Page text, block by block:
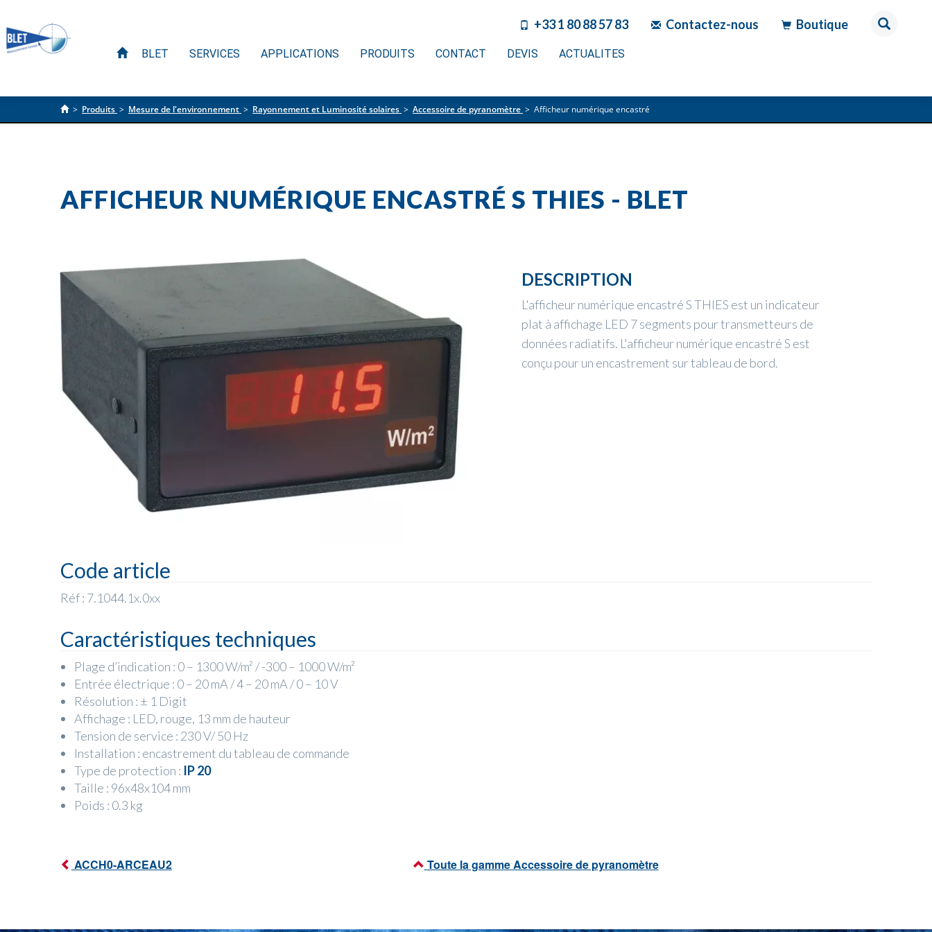
+33 1 80 88 57 83 Contactez-nous Boutique
BLET SERVICES APPLICATIONS PRODUITS CONTACT DEVIS ACTUALITES
> Produits > Mesure de l'environnement > Rayonnement et Luminosité solaires > Accessoire de pyranomètre > Afficheur numérique encastré
AFFICHEUR NUMÉRIQUE ENCASTRÉ S THIES - BLET
DESCRIPTION
L'afficheur numérique encastré S THIES est un indicateur
plat à affichage LED 7 segments pour transmetteurs de
données radiatifs. L'afficheur numérique encastré S est
conçu pour un encastrement sur tableau de bord.
Code article
Réf : 7.1044.1x.0xx
Caractéristiques techniques
Plage d’indication : 0 – 1300 W/m² / -300 – 1000 W/m²
Entrée électrique : 0 – 20 mA / 4 – 20 mA / 0 – 10 V
Résolution : ± 1 Digit
Affichage : LED, rouge, 13 mm de hauteur
Tension de service : 230 V/ 50 Hz
Installation : encastrement du tableau de commande
Type de protection : IP 20
Taille : 96x48x104 mm
Poids : 0.3 kg
ACCH0-ARCEAU2 Toute la gamme Accessoire de pyranomètre